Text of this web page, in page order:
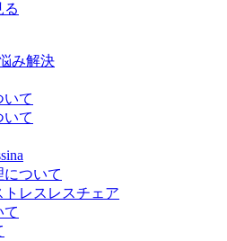
る
み解決
いて
いて
ついて
レスレスチェア
て